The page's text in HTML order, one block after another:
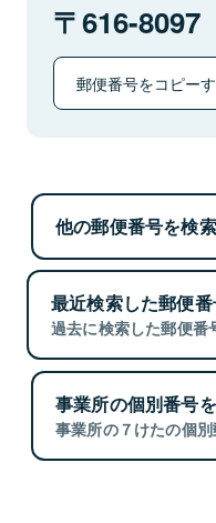
616-8097
郵便番号をコピー
他の郵便番号を検
最近検索した郵便
過去に検索した郵便番
事業所の個別番号
事業所の７けたの個別